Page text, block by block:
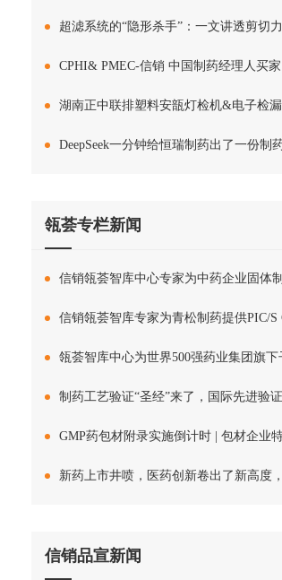
超滤系统的“隐形杀手”：一文讲透剪切力
瓴荟专栏新闻
信销品宣新闻